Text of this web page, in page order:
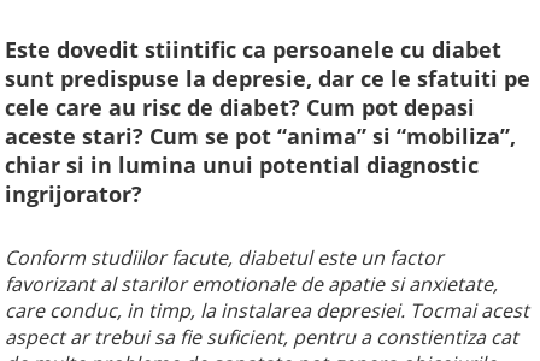
Este dovedit stiintific ca persoanele cu diabet
sunt predispuse la depresie, dar ce le sfatuiti pe
cele care au risc de diabet? Cum pot depasi
aceste stari? Cum se pot “anima” si “mobiliza”,
chiar si in lumina unui potential diagnostic
ingrijorator?
Conform studiilor facute, diabetul este un factor
favorizant al starilor emotionale de apatie si anxietate,
care conduc, in timp, la instalarea depresiei. Tocmai acest
aspect ar trebui sa fie suficient, pentru a constientiza cat